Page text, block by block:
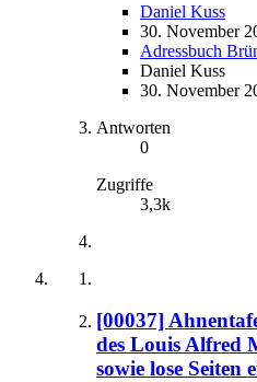
Daniel Kuss
30. November
Adressbuch
Daniel Kuss
30. November
Antworten
0
Zugriffe
3,3k
[00037]
des Louis Alfred
sowie lose Seiten